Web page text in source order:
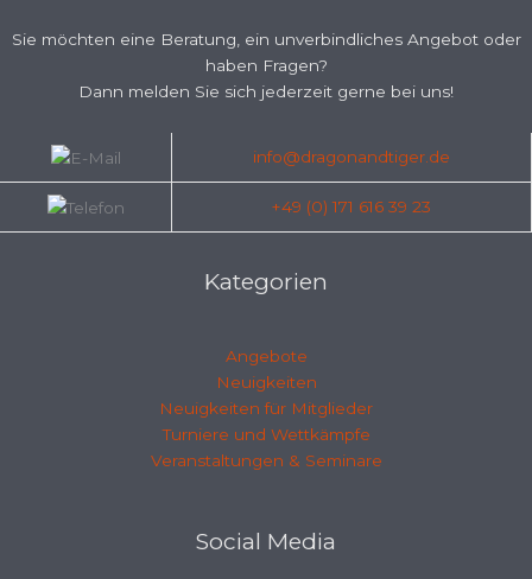
Sie möchten eine Beratung, ein unverbindliches Angebot oder
haben Fragen?
Dann melden Sie sich jederzeit gerne bei uns!
info@dragonandtiger.de
+49 (0) 171 616 39 23
Kategorien
Angebote
Neuigkeiten
Neuigkeiten für Mitglieder
Turniere und Wettkämpfe
Veranstaltungen & Seminare
Social Media